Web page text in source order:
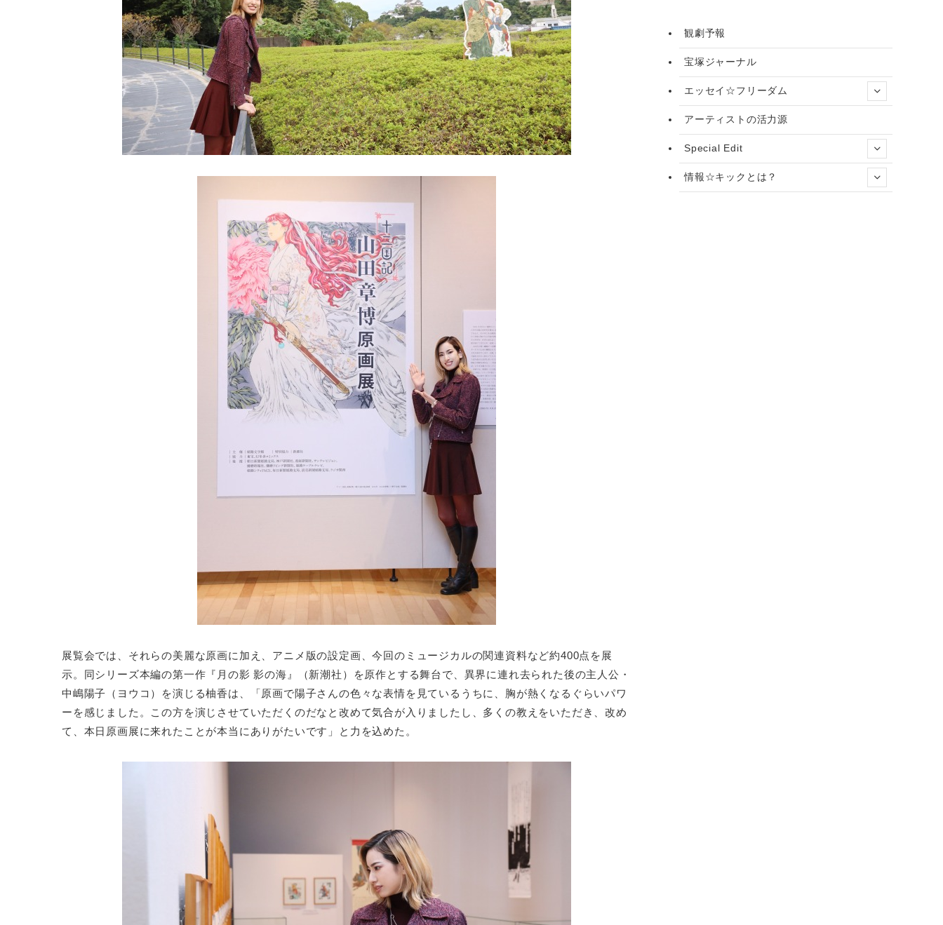
展覧会では、それらの美麗な原画に加え、アニメ版の設定画、今回のミュージカルの関連資料など約400点を展
示。同シリーズ本編の第一作『月の影 影の海』（新潮社）を原作とする舞台で、異界に連れ去られた後の主人公・
中嶋陽子（ヨウコ）を演じる柚香は、「原画で陽子さんの色々な表情を見ているうちに、胸が熱くなるぐらいパワ
ーを感じました。この方を演じさせていただくのだなと改めて気合が入りましたし、多くの教えをいただき、改め
て、本日原画展に来れたことが本当にありがたいです」と力を込めた。
観劇予報
宝塚ジャーナル
エッセイ☆フリーダム
アーティストの活力源
Special Edit
情報☆キックとは？